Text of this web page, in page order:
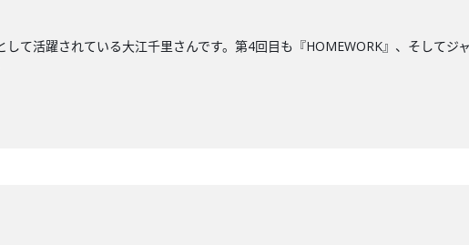
て活躍されている大江千里さんです。第4回目も『HOMEWORK』、そしてジ